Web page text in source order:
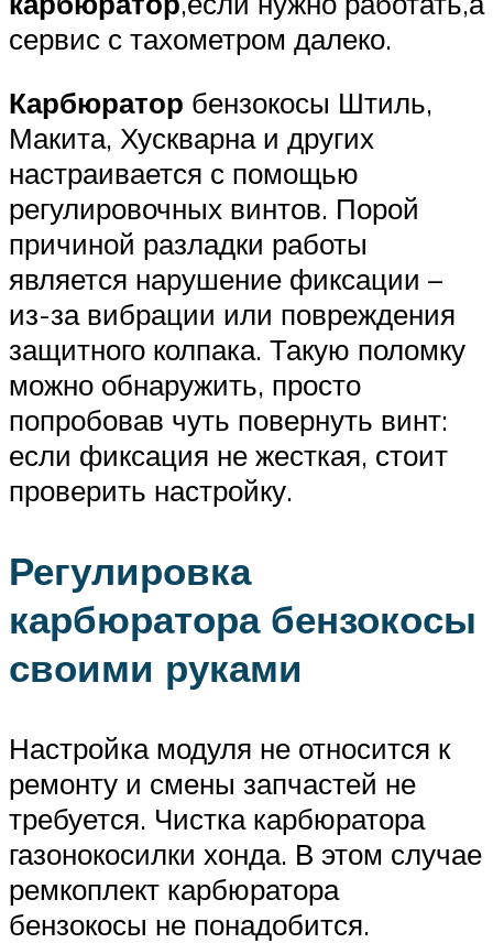
сервис с тахометром далеко.
Карбюратор бензокосы Штиль,
Макита, Хускварна и других
настраивается с помощью
регулировочных винтов. Порой
причиной разладки работы
является нарушение фиксации –
из-за вибрации или повреждения
защитного колпака. Такую поломку
можно обнаружить, просто
попробовав чуть повернуть винт:
если фиксация не жесткая, стоит
проверить настройку.
Регулировка
карбюратора бензокосы
своими руками
Настройка модуля не относится к
ремонту и смены запчастей не
требуется. Чистка карбюратора
газонокосилки хонда. В этом случае
ремкоплект карбюратора
бензокосы не понадобится.